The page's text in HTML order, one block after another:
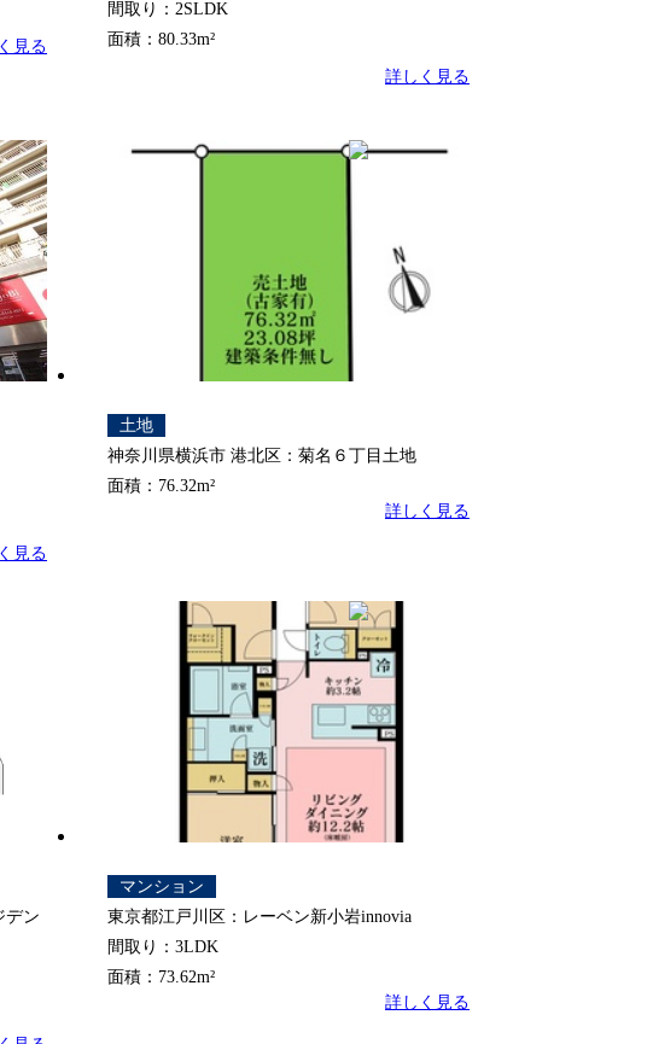
見る
間取り：2SLDK
面積：80.33m²
詳しく見る
見る
土地
神奈川県横浜市 港北区：菊名６丁目土地
面積：76.32m²
詳しく見る
デン
マンション
東京都江戸川区：レーベン新小岩innovia
間取り：3LDK
面積：73.62m²
詳しく見る